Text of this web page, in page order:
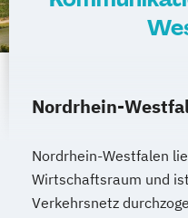
Nordrhein-
Nordrhein-Westfalen
Wirtschaftsraum und
Verkehrsnetz